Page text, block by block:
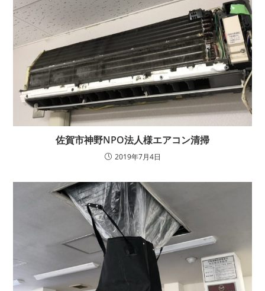
佐賀市神野NPO法人様エアコン清掃
2019年7月4日